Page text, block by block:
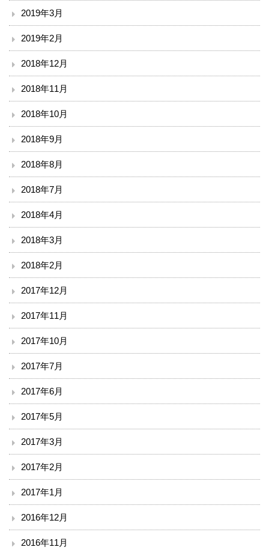
2019年3月
2019年2月
2018年12月
2018年11月
2018年10月
2018年9月
2018年8月
2018年7月
2018年4月
2018年3月
2018年2月
2017年12月
2017年11月
2017年10月
2017年7月
2017年6月
2017年5月
2017年3月
2017年2月
2017年1月
2016年12月
2016年11月